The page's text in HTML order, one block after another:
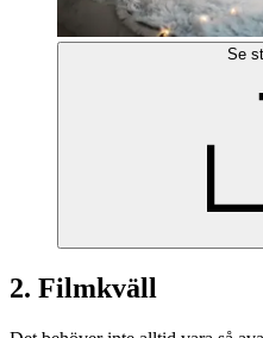
Se
2. Filmkväll